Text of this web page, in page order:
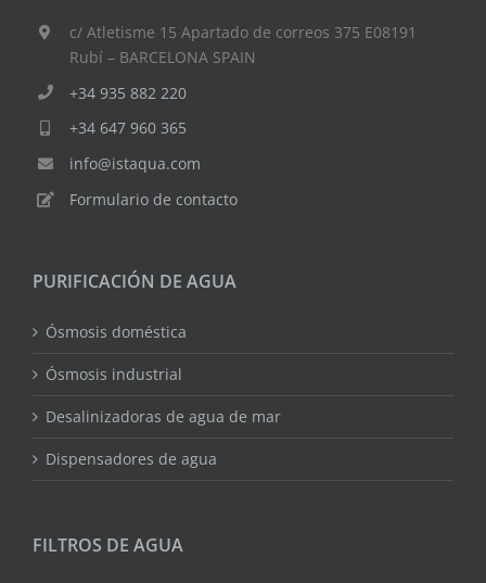
c/ Atletisme 15 Apartado de correos 375 E08191
Rubí – BARCELONA SPAIN
+34 935 882 220
+34 647 960 365
info@istaqua.com
Formulario de contacto
PURIFICACIÓN DE AGUA
Ósmosis doméstica
Ósmosis industrial
Desalinizadoras de agua de mar
Dispensadores de agua
FILTROS DE AGUA